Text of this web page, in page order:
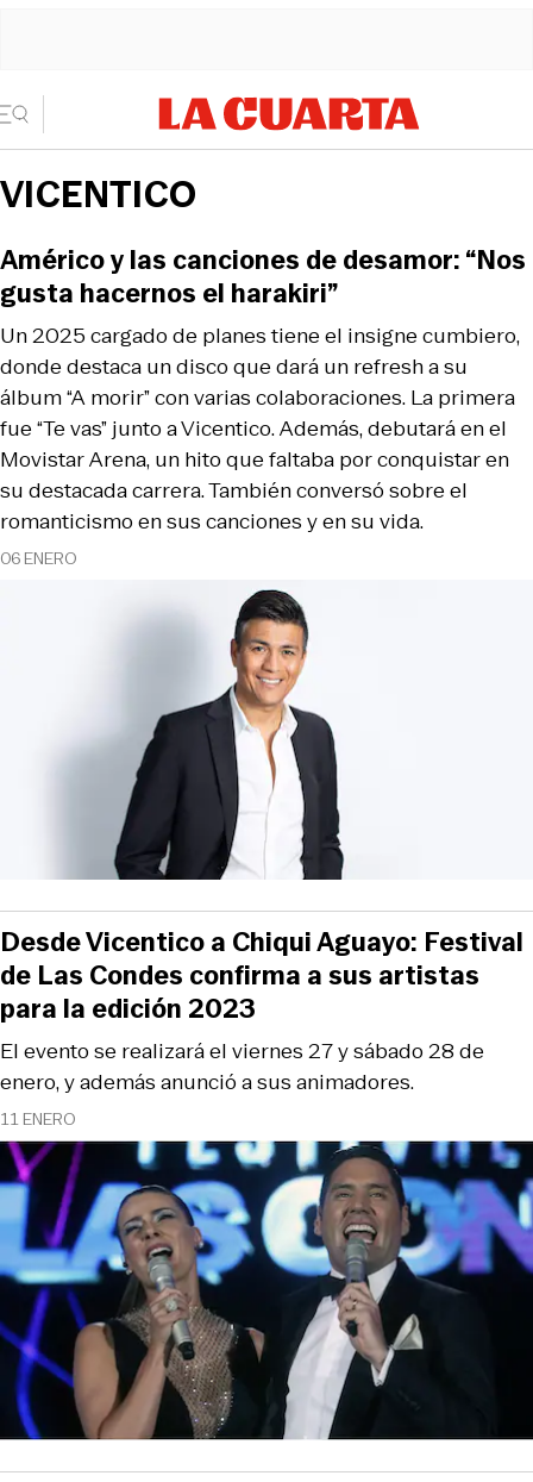
VICENTICO
06 ENERO
Un 2025 cargado de planes tiene el insigne cumbiero,
donde destaca un disco que dará un refresh a su
álbum “A morir” con varias colaboraciones. La primera
fue “Te vas” junto a Vicentico. Además, debutará en el
Movistar Arena, un hito que faltaba por conquistar en
su destacada carrera. También conversó sobre el
romanticismo en sus canciones y en su vida.
Américo y las canciones de desamor: “Nos
gusta hacernos el harakiri”
11 ENERO
El evento se realizará el viernes 27 y sábado 28 de
enero, y además anunció a sus animadores.
Desde Vicentico a Chiqui Aguayo: Festival
de Las Condes confirma a sus artistas
para la edición 2023